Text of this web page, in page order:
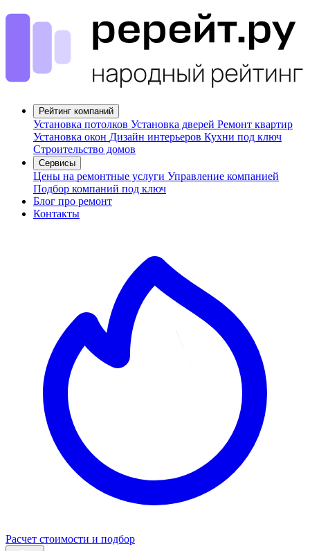
Рейтинг компаний
Установка потолков Установка дверей Ремонт квартир
Установка окон Дизайн интерьеров Кухни под ключ
Строительство домов
Сервисы
Цены на ремонтные услуги Управление компанией
Подбор компаний под ключ
Блог про ремонт
Контакты
Расчет стоимости и подбор